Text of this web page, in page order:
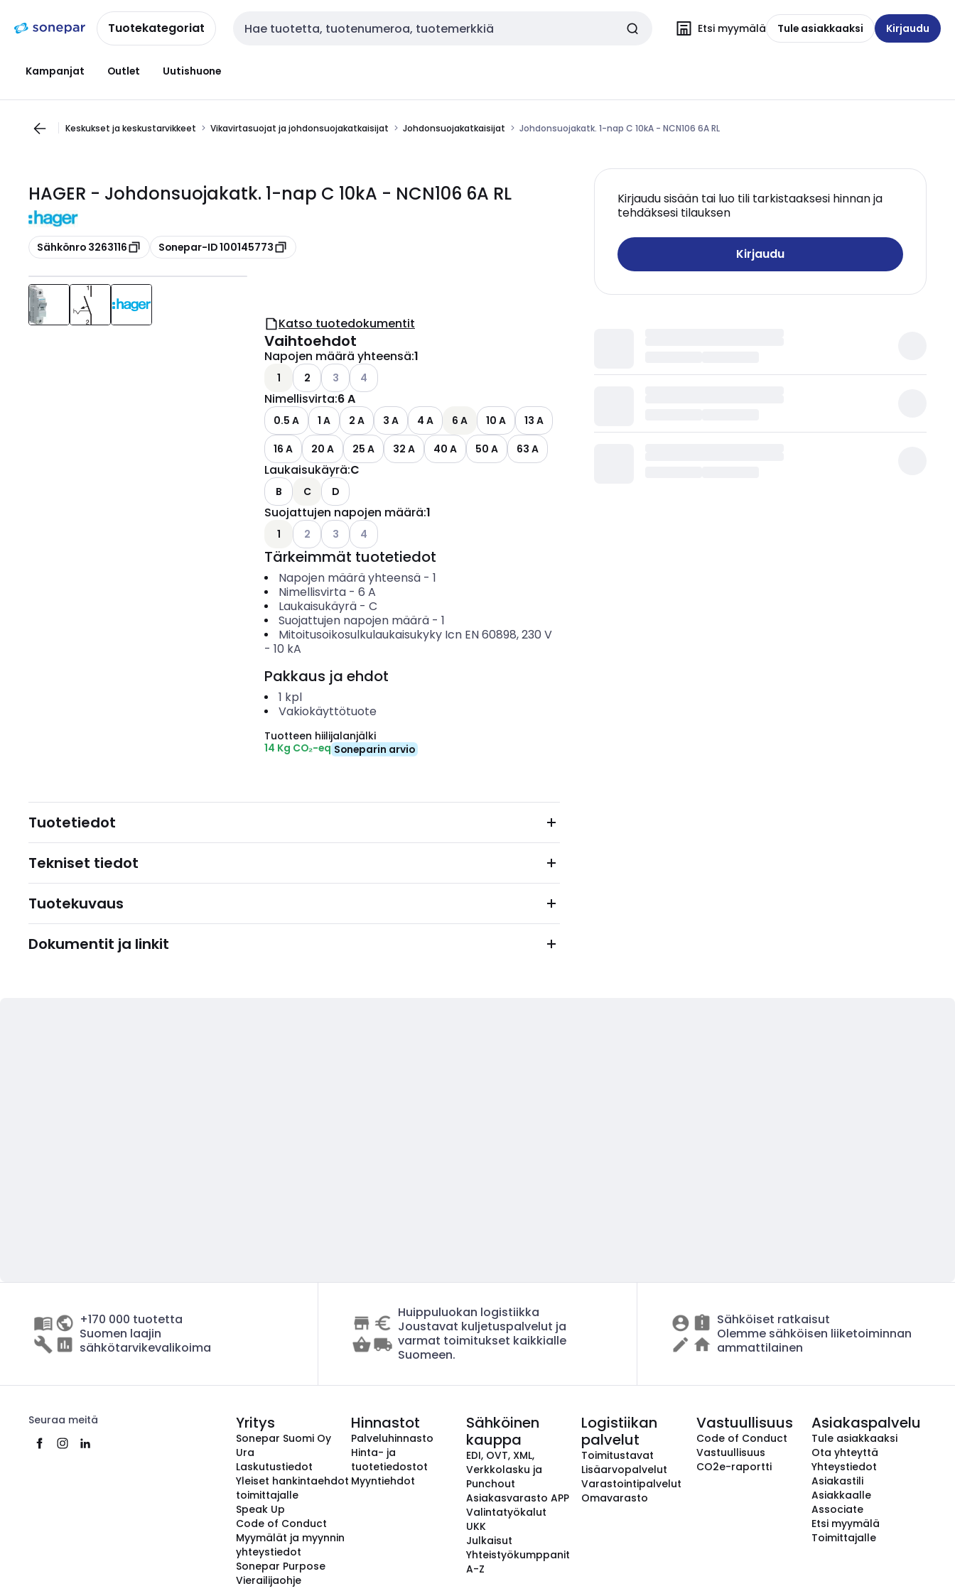
navigointiinsisältöönTuotekategoriat Haku Etsi myymälä Tule asiakkaaksi Kirjaudu
Kampanjat Outlet Uutishuone
Keskukset ja keskustarvikkeet Vikavirtasuojat ja johdonsuojakatkaisijat Johdonsuojakatkaisijat Johdonsuojakatk. 1-nap C 10kA - NCN106 6A RL
HAGER - Johdonsuojakatk. 1-nap C 10kA - NCN106 6A RL
Kopioi
Sähkönro 3263116 Kopioi
Sonepar-ID 100145773
Kirjaudu sisään tai luo tili tarkistaaksesi hinnan ja
tehdäksesi tilauksen
Kirjaudu
Katso tuotedokumentit
Vaihtoehdot
Napojen määrä yhteensä:1
1 2 Katso käytettävissä olevat vaihtoehdot
3 Katso käytettävissä olevat vaihtoehdot
4
Nimellisvirta:6 A
0.5 A 1 A 2 A 3 A 4 A 6 A 10 A
13 A
16 A
20 A 25 A 32 A 40 A 50 A 63 A
Laukaisukäyrä:C
B C D
Suojattujen napojen määrä:1
1 Katso käytettävissä olevat vaihtoehdot
2 Katso käytettävissä olevat vaihtoehdot
3 Katso käytettävissä olevat vaihtoehdot
4
Tärkeimmät tuotetiedot
Napojen määrä yhteensä- 1
Nimellisvirta- 6 A
Laukaisukäyrä- C
Suojattujen napojen määrä- 1
Mitoitusoikosulkulaukaisukyky Icn EN 60898, 230 V
- 10 kA
Pakkaus ja ehdot
1 kpl
Vakiokäyttötuote
Tuotteen hiilijalanjälki
14 Kg CO₂-eq Soneparin arvio
Tuotetiedot
Tekniset tiedot
Tuotekuvaus
Dokumentit ja linkit
+170 000 tuotetta
Suomen laajin
sähkötarvikevalikoima
Huippuluokan logistiikka
Joustavat kuljetuspalvelut ja
varmat toimitukset kaikkialle
Suomeen.
Sähköiset ratkaisut
Olemme sähköisen liiketoiminnan
ammattilainen
Seuraa meitä Yritys
Sonepar Suomi Oy
Ura
Laskutustiedot
Yleiset hankintaehdot
toimittajalle
Speak Up
Code of Conduct
Myymälät ja myynnin
yhteystiedot
Sonepar Purpose
Vierailijaohje
Hinnastot
Palveluhinnasto
Hinta- ja
tuotetiedostot
Myyntiehdot
Sähköinen
kauppa
EDI, OVT, XML,
Verkkolasku ja
Punchout
Asiakasvarasto APP
Valintatyökalut
UKK
Julkaisut
Yhteistyökumppanit
A-Z
Logistiikan
palvelut
Toimitustavat
Lisäarvopalvelut
Varastointipalvelut
Omavarasto
Vastuullisuus
Code of Conduct
Vastuullisuus
CO2e-raportti
Asiakaspalvelu
Tule asiakkaaksi
Ota yhteyttä
Yhteystiedot
Asiakastili
Asiakkaalle
Associate
Etsi myymälä
Toimittajalle